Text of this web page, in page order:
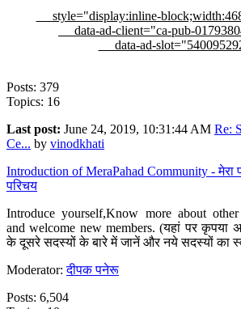
style="display:inline-
data-ad-client="ca-pub-
data-ad-
Posts: 379
Topics: 16
Last post: June 24, 2019, 10:31:44 AM Re:
Ce... by vinodkhati
Introduction of MeraPahad Community - मेरा
परिचय
Introduce yourself,Know more about
and welcome new members. (यहां पर कृपया
के दूसरे सदस्यों के बारे में जानें और नये सदस्यों का
Moderator:दीपक पनेरू
Posts: 6,504